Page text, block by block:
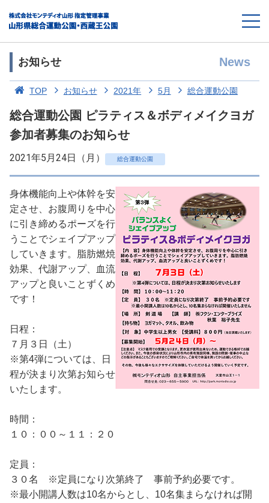
お知らせ News
TOP お知らせ 2021年 5月 総合運動公園
総合運動公園 ピラティス＆ボディメイクヨガ
参加者募集のお知らせ
2021年5月24日（月） 総合運動公園
身体機能向上や体幹を安
定させ、お腹周りを中心
に引き締めるポーズを行
うことでシェイプアップ
していきます。脂肪燃焼
効果、代謝アップ、血流
アップと良いことずくめ
です！
日程：
７月３日（土）
※第4弾については、日
程が決まり次第お知らせ
いたします。
時間：
１０：００～１１：２０
定員：
３０名 ※定員になり次第終了 事前予約必要です。
※最小開講人数は10名からとし、10名集まらなければ開